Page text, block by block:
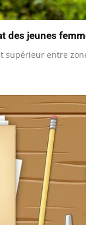
des jeunes
supérieur entre